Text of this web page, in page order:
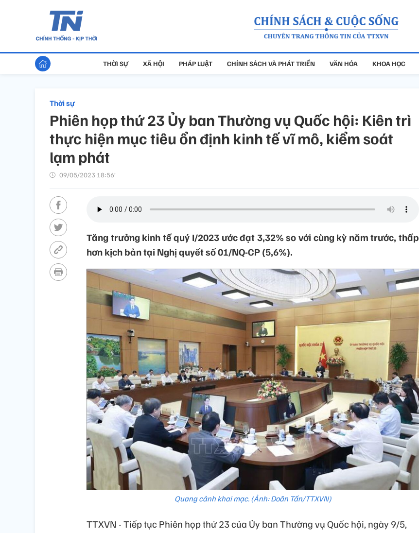
THỜI SỰ XÃ HỘI PHÁP LUẬT CHÍNH SÁCH VÀ PHÁT TRIỂN VĂN HÓA KHOA HỌC
Thời sự
Phiên họp thứ 23 Ủy ban Thường vụ Quốc hội: Kiên trì
thực hiện mục tiêu ổn định kinh tế vĩ mô, kiểm soát
lạm phát
09/05/2023 18:56’
Tăng trưởng kinh tế quý I/2023 ước đạt 3,32% so với cùng kỳ năm trước, thấp
hơn kịch bản tại Nghị quyết số 01/NQ-CP (5,6%).
Quang cảnh khai mạc. (Ảnh: Doãn Tấn/TTXVN)
TTXVN - Tiếp tục Phiên họp thứ 23 của Ủy ban Thường vụ Quốc hội, ngày 9/5,